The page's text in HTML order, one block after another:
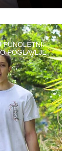
PUNOLETNI:
POGLAVLJE